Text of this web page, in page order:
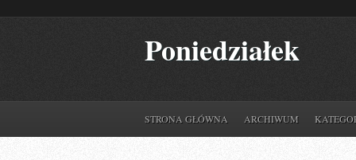
Poniedziałek
STRONA GŁÓWNA ARCHIWUM